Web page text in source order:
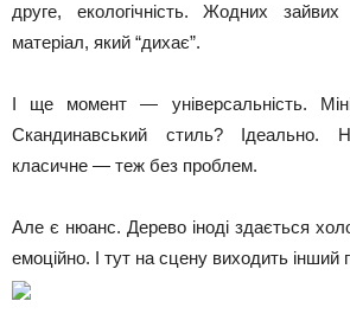
друге, екологічність. Жодних
матеріал, який “дихає”.
І ще момент — універсальність.
Скандинавський стиль? Ідеально.
класичне — теж без проблем.
Але є нюанс. Дерево іноді здається
емоційно. І тут на сцену виходить інший